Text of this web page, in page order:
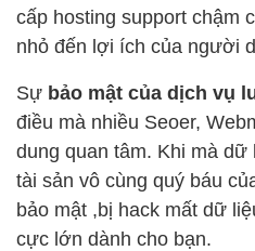
cấp hosting support chậm
nhỏ đến lợi ích của người
Sự bảo mật của dịch vụ
điều mà nhiều Seoer,
dung quan tâm. Khi mà dữ
tài sản vô cùng quý báu
bảo mật ,bị hack mất dữ
cực lớn dành cho bạn.